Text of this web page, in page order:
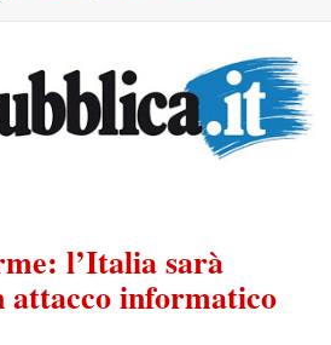
l’Italia sarà
attacco informatico